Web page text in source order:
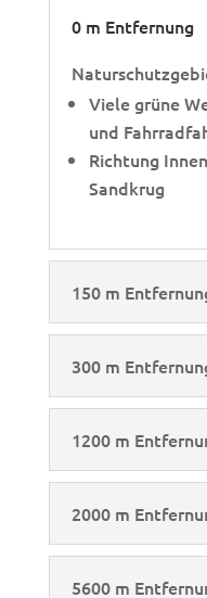
0 m Entfernung
Viele grüne
und
Richtung
Sandkrug
150 m
300 m
1200 m
2000 m
5600 m